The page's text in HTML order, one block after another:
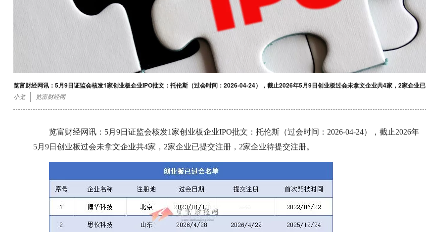
览富财经网讯：5月9日证监会核发1家创业板企业IPO批文：托伦斯（过会时间：2026-04-24），截止2026年5月9日创业板过会未拿文企业共4家，2家企业已
小览 览富财经网
览富财经网讯：5月9日证监会核发1家创业板企业IPO批文：托伦斯（过会时间：2026-04-24）， 截止2026年
5月9日创业板过会未拿文企业共4家，2家企业已提交注册，2家企业待提交注册。